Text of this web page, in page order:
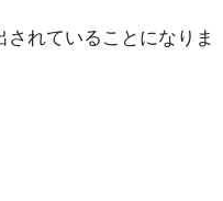
れていることになりま